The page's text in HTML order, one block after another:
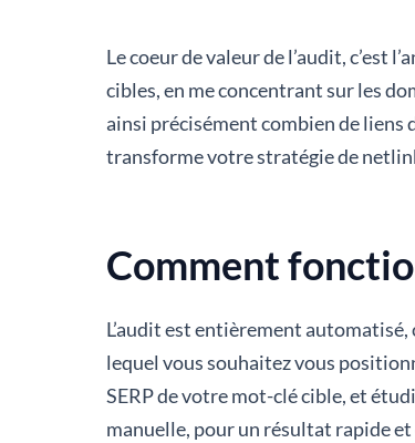
Le coeur de valeur de l’audit, c’est
cibles, en me concentrant sur les
ainsi précisément combien de liens
transforme votre stratégie de
Comment
L’audit est entièrement
lequel vous souhaitez vous
SERP de votre mot-clé cible, et
manuelle, pour un résultat rapide